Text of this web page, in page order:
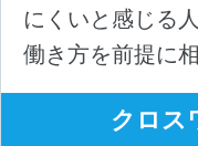
にくいと感じる
働き方を前提に
クロス